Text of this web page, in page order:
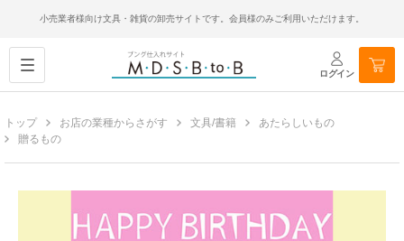
小売業者様向け文具・雑貨の卸売サイトです。会員様のみご利用いただけます。
ログイン
トップ お店の業種からさがす 文具/書籍
あたらしいもの
贈るもの